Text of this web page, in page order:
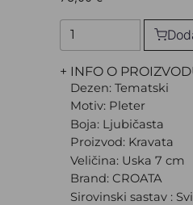
+ INFO O
Dezen: Tematski
Motiv: Pleter
Boja: Ljubičasta
Proizvod: Kravata
Veličina: Uska 7 cm
Brand: CROATA
Sirovinski sastav :